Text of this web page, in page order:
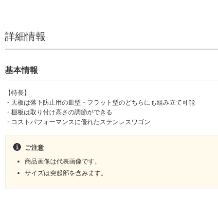
ださい。
（消毒のための次亜塩素酸ソーダなどは、大きな影響はありません。）
誤った使用方法や無理な加重は、変形・損傷の原因になりますのでお止め
使用中に変形やねじのゆるみによりガタツキが生じた場合は、すぐに使用
ま使用されますと事故の原因となります。
詳細情報
基本情報
【特長】
・天板は落下防止用の皿型・フラット型のどちらにも組み立て可能
・棚板は取り付け高さの調節ができる
・コストパフォーマンスに優れたステンレスワゴン
ご注意
商品画像は代表画像です。
サイズは突起部を含みます。